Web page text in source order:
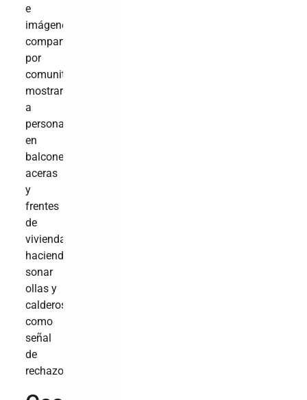
e
imágenes
compartidos
por
comunitarios
mostraron
a
personas
en
balcones,
aceras
y
frentes
de
viviendas
haciendo
sonar
ollas y
calderos
como
señal
de
rechazo.